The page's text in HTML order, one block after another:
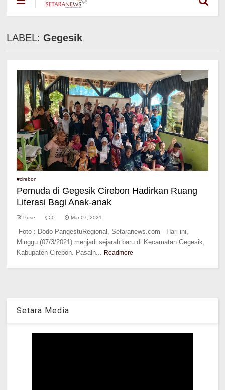
LABEL:Gegesik
#cirebon
Pemuda di Gegesik Cirebon Hadirkan Ruang
Literasi Bagi Anak-anak
Puse 0 Mar 07, 2021
Foto : Dodo PangestuRegional, Setaranews.com - Hari ini,
Minggu (07/3/2021) menjadi sejarah baru di Kecamatan Gegesik,
Kabupaten Cirebon. Pasaln... Readmore
Setara Media